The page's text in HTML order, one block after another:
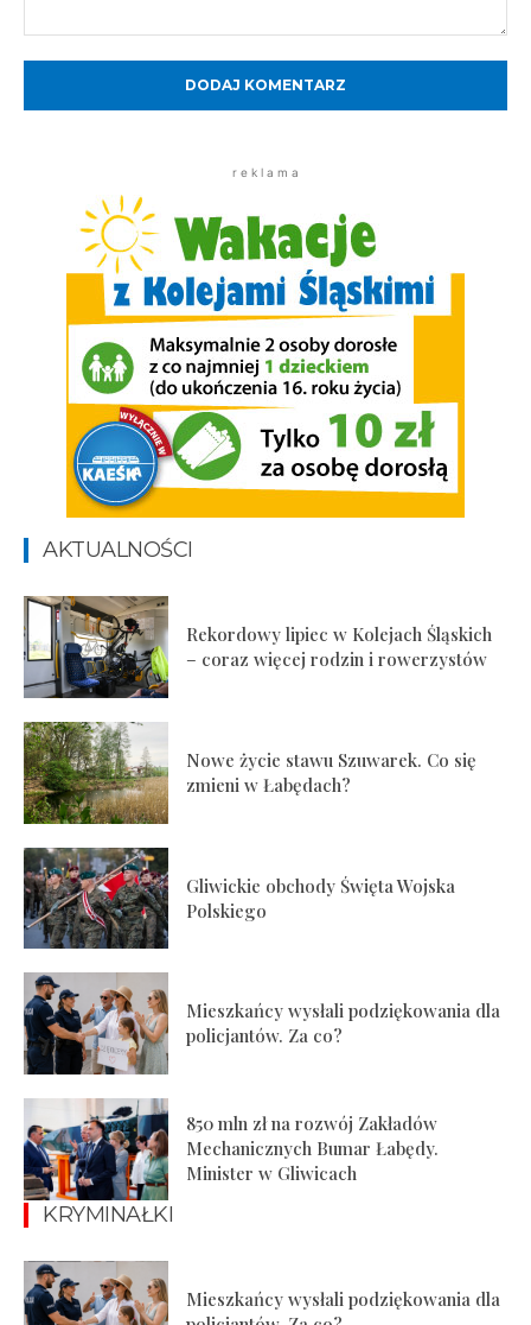
r e k l a m a
AKTUALNOŚCI
Rekordowy lipiec w Kolejach Śląskich
– coraz więcej rodzin i rowerzystów
Nowe życie stawu Szuwarek. Co się
zmieni w Łabędach?
Gliwickie obchody Święta Wojska
Polskiego
Mieszkańcy wysłali podziękowania dla
policjantów. Za co?
850 mln zł na rozwój Zakładów
Mechanicznych Bumar Łabędy.
Minister w Gliwicach
KRYMINAŁKI
Mieszkańcy wysłali podziękowania dla